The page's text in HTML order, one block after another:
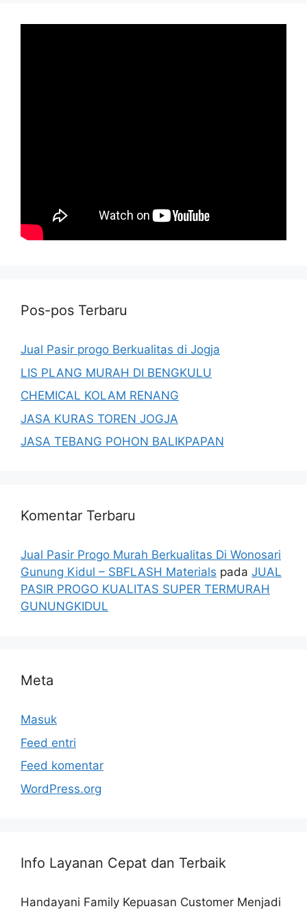
Pos-pos Terbaru
Jual Pasir progo Berkualitas di Jogja
LIS PLANG MURAH DI BENGKULU
CHEMICAL KOLAM RENANG
JASA KURAS TOREN JOGJA
JASA TEBANG POHON BALIKPAPAN
Komentar Terbaru
Jual Pasir Progo Murah Berkualitas Di Wonosari
Gunung Kidul – SBFLASH Materials pada JUAL
PASIR PROGO KUALITAS SUPER TERMURAH
GUNUNGKIDUL
Meta
Masuk
Feed entri
Feed komentar
WordPress.org
Info Layanan Cepat dan Terbaik
Handayani Family Kepuasan Customer Menjadi